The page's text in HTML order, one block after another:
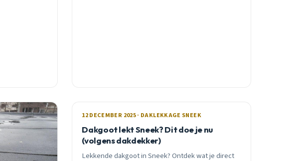
12 DECEMBER 2025 · DAKLEKKAGE SNEEK
Dakgoot lekt Sneek? Dit doe je nu
(volgens dakdekker)
Lekkende dakgoot in Sneek? Ontdek wat je direct